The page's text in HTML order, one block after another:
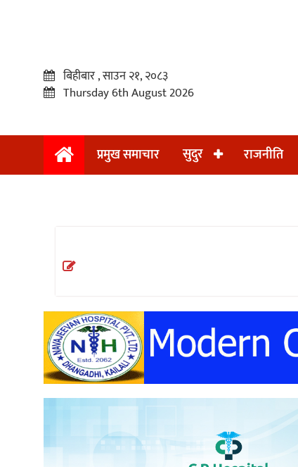
प्रमुख
अन्तराष्ट्रिय
अन्तर्वार्ता
खेलकुद
बिहीबार , साउन २१, २०८३
Thursday 6th August 2026
प्रमुख समाचार सुदुर राजनीति